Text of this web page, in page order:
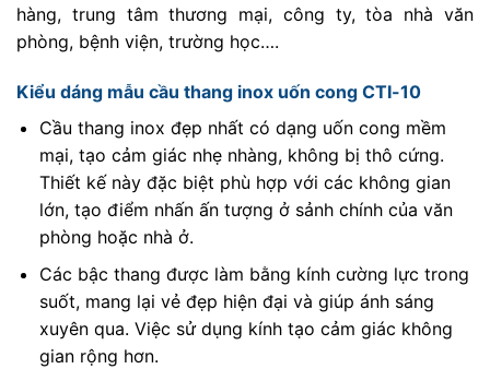
hàng, trung tâm thương mại, công ty, tòa nhà văn
phòng, bệnh viện, trường học….
Kiểu dáng mẫu cầu thang inox uốn cong CTI-10
Cầu thang inox đẹp nhất có dạng uốn cong mềm
mại, tạo cảm giác nhẹ nhàng, không bị thô cứng.
Thiết kế này đặc biệt phù hợp với các không gian
lớn, tạo điểm nhấn ấn tượng ở sảnh chính của văn
phòng hoặc nhà ở.
Các bậc thang được làm bằng kính cường lực trong
suốt, mang lại vẻ đẹp hiện đại và giúp ánh sáng
xuyên qua. Việc sử dụng kính tạo cảm giác không
gian rộng hơn.